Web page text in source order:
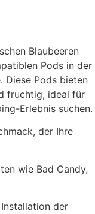
Blaubeeren
Pods in der
Diese Pods bieten
fruchtig, ideal für
Erlebnis suchen.
der Ihre
wie Bad Candy,
der